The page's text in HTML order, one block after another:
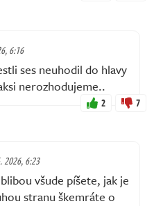
6:16
ses neuhodil do hlavy
nerozhodujeme..
2 7
2026, 6:23
všude píšete, jak je
stranu škemráte o